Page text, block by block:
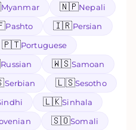
Myanmar 🇳🇵Nepali
Pashto 🇮🇷Persian
🇵🇹Portuguese
Russian 🇼🇸Samoan
Serbian 🇱🇸Sesotho
🇱🇰Sinhala
🇸🇴Somali